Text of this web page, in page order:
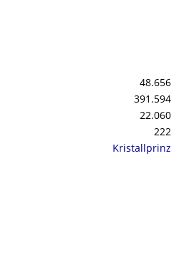
48.656
391.594
22.060
222
Kristallprinz